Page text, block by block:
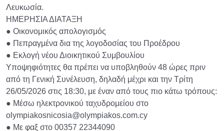
Λευκωσία.
ΗΜΕΡΗΣΙΑ ΔΙΑΤΑΞΗ
● Οικονομικός απολογισμός
● Πεπραγμένα δια της λογοδοσίας του Προέδρου
● Εκλογή νέου Διοικητικού Συμβουλίου
Υποψηφιότητες θα πρέπει να υποβληθούν 48 ώρες πριν
από τη Γενική Συνέλευση, δηλαδή μέχρι και την Τρίτη
26/05/2026 στις 18:30, με έναν από τους πιο κάτω τρόπους:
● Μέσω ηλεκτρονικού ταχυδρομείου στο
olympiakosnicosia@olympiakos.com.cy
● Με φαξ στο 00357 22344090